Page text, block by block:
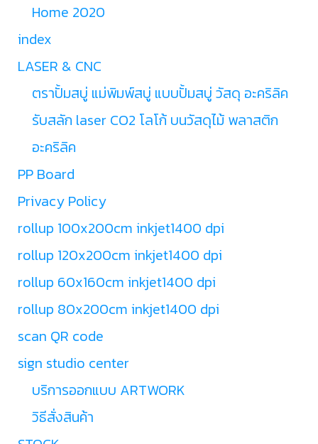
Home 2020
index
LASER & CNC
ตราปั้มสบู่ แม่พิมพ์สบู่ แบบปั้มสบู่ วัสดุ อะคริลิค
รับสลัก laser CO2 โลโก้ บนวัสดุไม้ พลาสติก
อะคริลิค
PP Board
Privacy Policy
rollup 100x200cm inkjet1400 dpi
rollup 120x200cm inkjet1400 dpi
rollup 60x160cm inkjet1400 dpi
rollup 80x200cm inkjet1400 dpi
scan QR code
sign studio center
บริการออกแบบ ARTWORK
วิธีสั่งสินค้า